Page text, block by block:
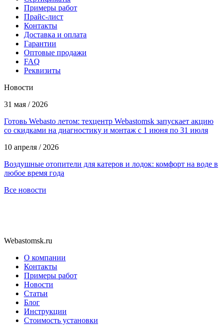
Примеры работ
Прайс-лист
Контакты
Доставка и оплата
Гарантии
Оптовые продажи
FAQ
Реквизиты
Новости
31 мая / 2026
Готовь Webasto летом: техцентр Webastomsk запускает акцию
со скидками на диагностику и монтаж с 1 июня по 31 июля
10 апреля / 2026
Воздушные отопители для катеров и лодок: комфорт на воде в
любое время года
Все новости
Webastomsk.ru
О компании
Контакты
Примеры работ
Новости
Статьи
Блог
Инструкции
Стоимость установки